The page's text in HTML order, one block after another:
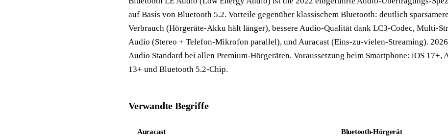
auf Basis von Bluetooth 5.2. Vorteile gegenüber klassischem Bluetooth: deutlich
Verbrauch (Hörgeräte-Akku hält länger), bessere Audio-Qualität dank LC3-Codec, Multi-
Audio (Stereo + Telefon-Mikrofon parallel), und Auracast (Eins-zu-vielen-Streaming).
Audio Standard bei allen Premium-Hörgeräten. Voraussetzung beim Smartphone: iOS 17+,
13+ und Bluetooth 5.2-Chip.
Verwandte Begriffe
Auracast Bluetooth-Hörgerät